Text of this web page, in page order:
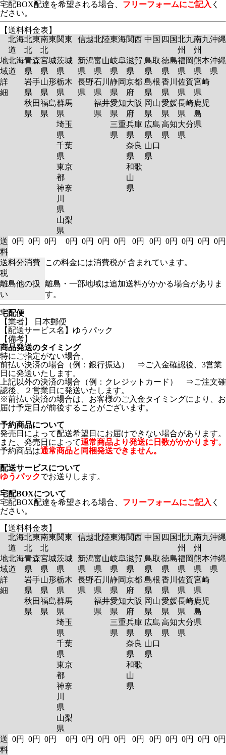
宅配BOX配達を希望される場合、 フリーフォームにご記入 く
ださい。
【送料料金表】
北海
道
北東
北
南東
北
関東 信越北陸東海関西 中国 四国北九
州
南九
州
沖縄
地
域
詳
細
北海
道
青森
県
岩手
県
秋田
県
宮城
県
山形
県
福島
県
茨城
県
栃木
県
群馬
県
埼玉
県
千葉
県
東京
都
神奈
川
県
山梨
県
新潟
県
長野
県
富山
県
石川
県
福井
県
岐阜
県
静岡
県
愛知
県
三重
県
滋賀
県
京都
府
大阪
府
兵庫
県
奈良
県
和歌
山
県
鳥取
県
島根
県
岡山
県
広島
県
山口
県
徳島
県
香川
県
愛媛
県
高知
県
福岡
県
佐賀
県
長崎
県
大分
県
熊本
県
宮崎
県
鹿児
島
県
沖縄
県
送
料
0円 0円 0円 0円 0円 0円 0円 0円 0円 0円 0円 0円 0円
送料分消費
税
この料金には消費税が 含まれています。
離島他の扱
い
離島・一部地域は追加送料がかかる場合がありま
す。
宅配便
【業者】 日本郵便
【配送サービス名】ゆうパック
【備考】
商品発送のタイミング
特にご指定がない場合、
前払い決済の場合（例：銀行振込） ⇒ご入金確認後、3営業
日に発送いたします。
上記以外の決済の場合（例：クレジットカード） ⇒ご注文確
認後、２営業日に発送いたします。
※前払い決済の場合は、お客様のご入金タイミングにより、お
届け予定日が前後することがございます。
予約商品について
発売日によって配送希望日にお届けできない場合があります。
また、発売日によって通常商品より発送に日数がかかります。
予約商品は通常商品と同梱発送できません。
配送サービスについて
ゆうパックでお送りします。
宅配BOXについて
宅配BOX配達を希望される場合、 フリーフォームにご記入 く
ださい。
【送料料金表】
北海
道
北東
北
南東
北
関東 信越北陸東海関西 中国 四国北九
州
南九
州
沖縄
地
域
詳
細
北海
道
青森
県
岩手
県
秋田
県
宮城
県
山形
県
福島
県
茨城
県
栃木
県
群馬
県
埼玉
県
千葉
県
東京
都
神奈
川
県
山梨
県
新潟
県
長野
県
富山
県
石川
県
福井
県
岐阜
県
静岡
県
愛知
県
三重
県
滋賀
県
京都
府
大阪
府
兵庫
県
奈良
県
和歌
山
県
鳥取
県
島根
県
岡山
県
広島
県
山口
県
徳島
県
香川
県
愛媛
県
高知
県
福岡
県
佐賀
県
長崎
県
大分
県
熊本
県
宮崎
県
鹿児
島
県
沖縄
県
送
料
0円 0円 0円 0円 0円 0円 0円 0円 0円 0円 0円 0円 0円